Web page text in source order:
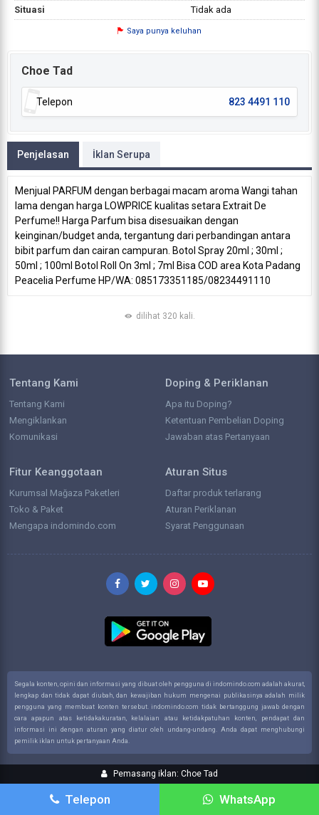
Situasi
Tidak ada
Saya punya keluhan
Choe Tad
Telepon 823 4491 110
Pemasang iklan: Choe Tad
Telepon WhatsApp
Penjelasan İklan Serupa
Menjual PARFUM dengan berbagai macam aroma Wangi tahan
lama dengan harga LOWPRICE kualitas setara Extrait De
Perfume!! Harga Parfum bisa disesuaikan dengan
keinginan/budget anda, tergantung dari perbandingan antara
bibit parfum dan cairan campuran. Botol Spray 20ml ; 30ml ;
50ml ; 100ml Botol Roll On 3ml ; 7ml Bisa COD area Kota Padang
Peacelia Perfume HP/WA: 085173351185/08234491110
dilihat 320 kali.
Tentang Kami
Tentang Kami
Mengiklankan
Komunikasi
Doping & Periklanan
Apa itu Doping?
Ketentuan Pembelian Doping
Jawaban atas Pertanyaan
Fitur Keanggotaan
Kurumsal Mağaza Paketleri
Toko & Paket
Mengapa indomindo.com
Aturan Situs
Daftar produk terlarang
Aturan Periklanan
Syarat Penggunaan
Segala konten, opini dan informasi yang dibuat oleh pengguna di indomindo.com adalah akurat,
lengkap dan tidak dapat diubah, dan kewajiban hukum mengenai publikasinya adalah milik
pengguna yang membuat konten tersebut. indomindo.com tidak bertanggung jawab dengan
cara apapun atas ketidakakuratan, kelalaian atau ketidakpatuhan konten, pendapat dan
informasi ini dengan aturan yang diatur oleh undang-undang. Anda dapat menghubungi
pemilik iklan untuk pertanyaan Anda.